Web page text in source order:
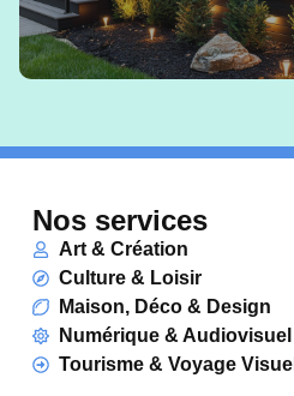
Nos services
Art & Création
Culture & Loisir
Maison, Déco & Design
Numérique & Audiovisuel
Tourisme & Voyage Visuel